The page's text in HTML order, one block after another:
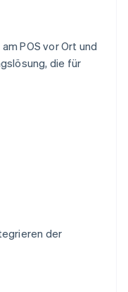
POS vor Ort und
die für
der